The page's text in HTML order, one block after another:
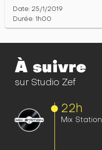
À suivre
sur Studio Zef
22h
Mix Station
Date: 25/1/2019
Durée: 1h00